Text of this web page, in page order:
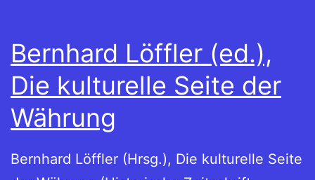
Bernhard Löffler (ed.),
Die kulturelle Seite der
Währung
Bernhard Löffler (Hrsg.), Die kulturelle Seite